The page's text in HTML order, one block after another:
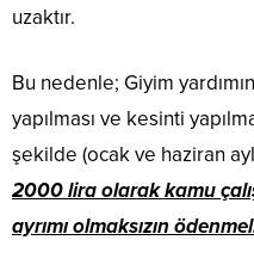
uzaktır.
Bu nedenle; Giyim
yapılması ve kesinti
şekilde (ocak ve haziran
2000 lira olarak kamu
ayrımı olmaksızın